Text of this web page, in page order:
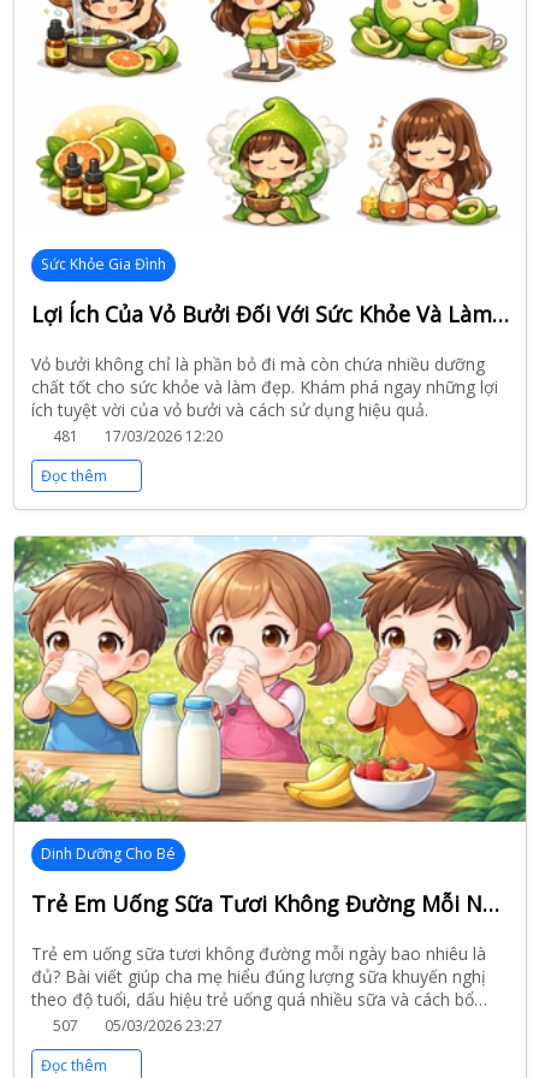
Sức Khỏe Gia Đình
Lợi Ích Của Vỏ Bưởi Đối Với Sức Khỏe Và Làm Đẹp Ít Người Biết
Vỏ bưởi không chỉ là phần bỏ đi mà còn chứa nhiều dưỡng
chất tốt cho sức khỏe và làm đẹp. Khám phá ngay những lợi
ích tuyệt vời của vỏ bưởi và cách sử dụng hiệu quả.
481
17/03/2026 12:20
Đọc thêm
Dinh Dưỡng Cho Bé
Trẻ Em Uống Sữa Tươi Không Đường Mỗi Ngày Bao Nhiêu Là Đủ? Dấu Hiệu Uống Quá Nhiều Cha Mẹ Cần Biết
Trẻ em uống sữa tươi không đường mỗi ngày bao nhiêu là
đủ? Bài viết giúp cha mẹ hiểu đúng lượng sữa khuyến nghị
theo độ tuổi, dấu hiệu trẻ uống quá nhiều sữa và cách bổ
sung sữa khoa học để đảm bảo dinh dưỡng.
507
05/03/2026 23:27
Đọc thêm